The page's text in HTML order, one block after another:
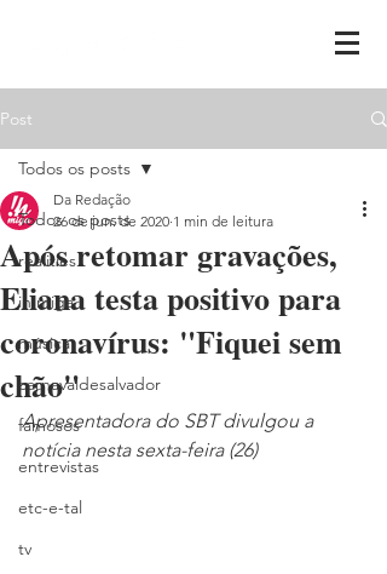
Post
Todos os posts
realities
ih,miga
música
carnavaldesalvador
famosos
entrevistas
etc-e-tal
tv
Todos os posts
Após retomar gravações,
Eliana testa positivo para
coronavírus: "Fiquei sem
chão"
Da Redação
26 de jun. de 2020 1 min de leitura
Apresentadora do SBT divulgou a
notícia nesta sexta-feira (26)